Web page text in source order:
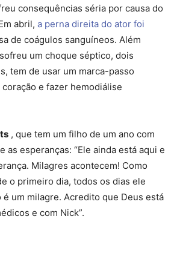
consequências séria por causa do
abril, a perna direita do ator foi
de coágulos sanguíneos. Além
um choque séptico, dois
tem de usar um marca-passo
e fazer hemodiálise
, que tem um filho de um ano com
as esperanças: “Ele ainda está aqui e
Milagres acontecem! Como
o primeiro dia, todos os dias ele
é um milagre. Acredito que Deus está
e com Nick”.